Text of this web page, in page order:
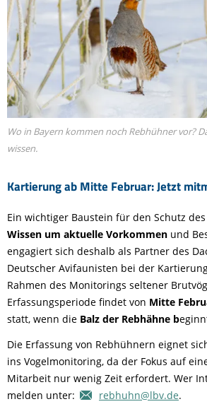
Kartierung ab Mitte Februar: Jetzt
Wo in Bayern kommen noch Rebhühner vor?
wissen.
Ein wichtiger Baustein für den Schutz
Wissen um aktuelle Vorkommen und
engagiert sich deshalb als Partner des
Deutscher Avifaunisten bei der
Rahmen des Monitorings seltener
Erfassungsperiode findet von Mitte
statt, wenn die Balz der Rebhähne b
Die Erfassung von Rebhühnern eignet
ins Vogelmonitoring, da der Fokus auf
Mitarbeit nur wenig Zeit erfordert. Wer
melden unter:
rebhuhn@lbv.de.